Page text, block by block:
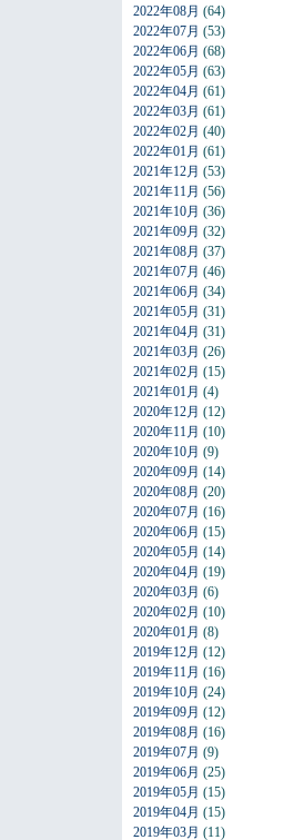
2022年08月 (64)
2022年07月 (53)
2022年06月 (68)
2022年05月 (63)
2022年04月 (61)
2022年03月 (61)
2022年02月 (40)
2022年01月 (61)
2021年12月 (53)
2021年11月 (56)
2021年10月 (36)
2021年09月 (32)
2021年08月 (37)
2021年07月 (46)
2021年06月 (34)
2021年05月 (31)
2021年04月 (31)
2021年03月 (26)
2021年02月 (15)
2021年01月 (4)
2020年12月 (12)
2020年11月 (10)
2020年10月 (9)
2020年09月 (14)
2020年08月 (20)
2020年07月 (16)
2020年06月 (15)
2020年05月 (14)
2020年04月 (19)
2020年03月 (6)
2020年02月 (10)
2020年01月 (8)
2019年12月 (12)
2019年11月 (16)
2019年10月 (24)
2019年09月 (12)
2019年08月 (16)
2019年07月 (9)
2019年06月 (25)
2019年05月 (15)
2019年04月 (15)
2019年03月 (11)